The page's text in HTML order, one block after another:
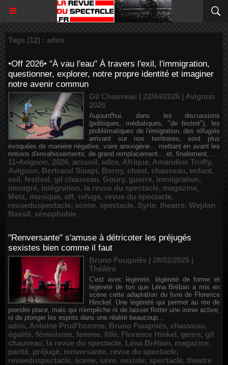
Tags (12) : ados
•Off 2026• "À vau l'eau" À travers l'exil, l'immigration,
questionner, explorer, notre propre identité et imaginer
notre avenir commun
Gil Chauveau | 22/04/2026 | Avignon
2026
Aujourd'hui, dans les discussions
(politiques, médiatiques, "de bistrot"), les
problématiques de l'émigration, des réfugiés
arrivant sur nos territoires, sont plus
évoquées de manière négative, voire anxiogène… mettant en avant les
notions d'envahissements, de grand remplacement… et, finalement,...
11•Avignon, 2026, accueil, ados, Afrique, Amandine Truffy,
Avignon, Bertrand Sinapi, Borny, chant, chauveau, enfant,
exil, festival, gil chauveau, Goury, guerre, immigration,
immigré, intégration, la revue du spectacle, magazine,
Metz, musique, off, refuge, revue du spectacle,
revueduspectacle, scene, spectacle, Syrie, theatre, Wejdan
Nassif, xénophobie
"Renversante" s'amuse à détricoter les préjugés
sexistes bien comme il faut
Bruno Fougniès | 28/02/2025 |
Théâtre
C'est avec légèreté, légèreté de forme et
légèreté de ton que Léna Bréban a mis en
scène cette adaptation du livre de Florence
Hinckel. Une légèreté qui permet au rire de
prendre place, mais qui n'empêche ni de laisser flotter une ironie active,
ni de plonger les esprits dans une réalité beaucoup...
ados, Antoine Prud'homme, Bruno Fougniès, chauveau,
égalité, féminisme, femme, fille, Florence Hinkel, genre, gil
chauveau, la revue du spectacle, Léna Bréban, magazine,
parité, préjugé, renversante, revue du spectacle,
revueduspectacle, scene, sexe, sexiste, spectacle, theatre